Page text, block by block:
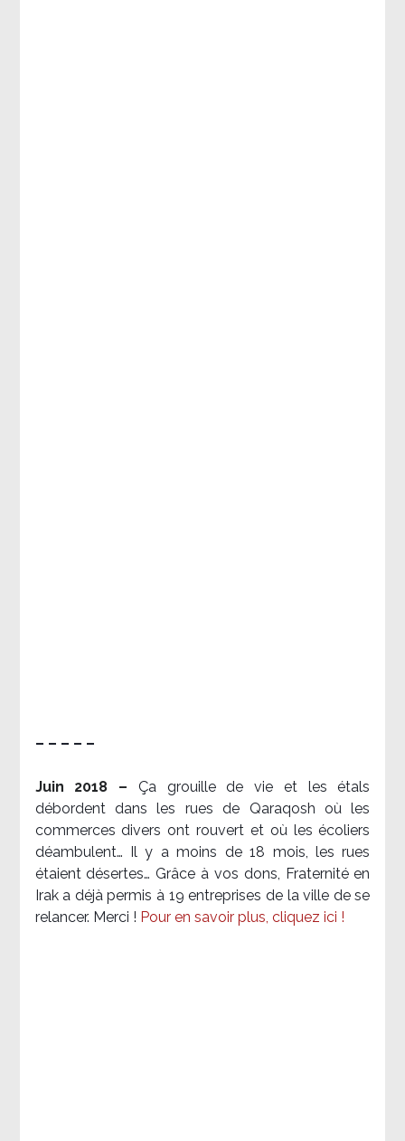
– – – – –
Juin 2018 – Ça grouille de vie et les étals
débordent dans les rues de Qaraqosh où les
commerces divers ont rouvert et où les écoliers
déambulent… Il y a moins de 18 mois, les rues
étaient désertes… Grâce à vos dons, Fraternité en
Irak a déjà permis à 19 entreprises de la ville de se
relancer. Merci ! Pour en savoir plus, cliquez ici !